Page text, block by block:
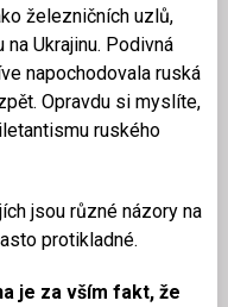
železničních uzlů,
Ukrajinu. Podivná
napochodovala ruská
Opravdu si myslíte,
ruského
jsou různé názory na
protikladné.
je za vším fakt, že